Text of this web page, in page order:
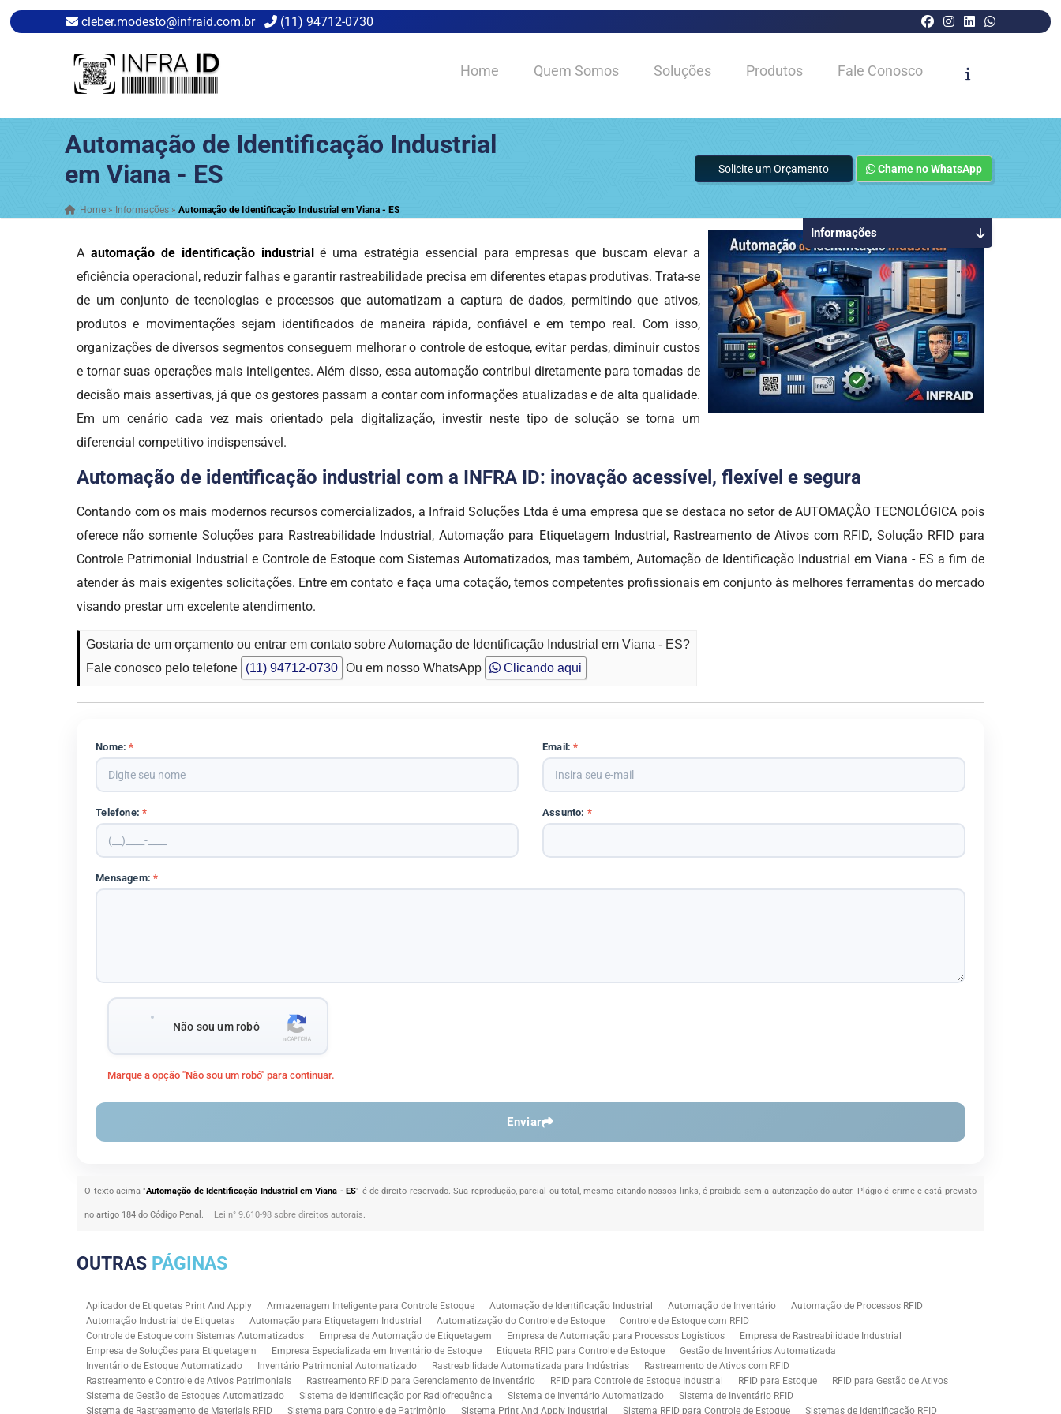
cleber.modesto@infraid.com.br (11) 94712-0730
Home Quem Somos Soluções Produtos Fale Conosco
Automação de Identificação Industrial
em Viana - ES
Home » Informações »Automação de Identificação Industrial em Viana - ES
Solicite um Orçamento Chame no WhatsApp
Aautomação de identificação industrialé uma estratégia essencial para empresas que buscam elevar a
eficiência operacional, reduzir falhas e garantir rastreabilidade precisa em diferentes etapas produtivas. Trata-se
de um conjunto de tecnologias e processos que automatizam a captura de dados, permitindo que ativos,
produtos e movimentações sejam identificados de maneira rápida, confiável e em tempo real. Com isso,
organizações de diversos segmentos conseguem melhorar o controle de estoque, evitar perdas, diminuir custos
e tornar suas operações mais inteligentes. Além disso, essa automação contribui diretamente para tomadas de
decisão mais assertivas, já que os gestores passam a contar com informações atualizadas e de alta qualidade.
Em um cenário cada vez mais orientado pela digitalização, investir neste tipo de solução se torna um
diferencial competitivo indispensável.
Automação de identificação industrial com a INFRA ID: inovação acessível, flexível e segura
Contando com os mais modernos recursos comercializados, a Infraid Soluções Ltda é uma empresa que se destaca no setor de AUTOMAÇÃO TECNOLÓGICA pois
oferece não somente Soluções para Rastreabilidade Industrial, Automação para Etiquetagem Industrial, Rastreamento de Ativos com RFID, Solução RFID para
Controle Patrimonial Industrial e Controle de Estoque com Sistemas Automatizados, mas também, Automação de Identificação Industrial em Viana - ES a fim de
atender às mais exigentes solicitações. Entre em contato e faça uma cotação, temos competentes profissionais em conjunto às melhores ferramentas do mercado
visando prestar um excelente atendimento.
Gostaria de um orçamento ou entrar em contato sobre Automação de Identificação Industrial em Viana - ES?
Fale conosco pelo telefone
(11) 94712-0730 Ou em nosso WhatsApp Clicando aqui
Nome:* Email:*
Telefone:* Assunto: *
Mensagem:*
Não sou um robô
Marque a opção "Não sou um robô" para continuar.
Enviar
O texto acima "Automação de Identificação Industrial em Viana - ES" é de direito reservado. Sua reprodução, parcial ou total, mesmo citando nossos links, é proibida sem a autorização do autor. Plágio é crime e está previsto
no artigo 184 do Código Penal. – Lei n° 9.610-98 sobre direitos autorais.
Informações
OUTRAS PÁGINAS
Aplicador de Etiquetas Print And Apply Armazenagem Inteligente para Controle Estoque Automação de Identificação Industrial Automação de Inventário
Automação de Processos RFID
Automação Industrial de Etiquetas
Automação para Etiquetagem Industrial Automatização do Controle de Estoque
Controle de Estoque com RFID
Controle de Estoque com Sistemas Automatizados
Empresa de Automação de Etiquetagem Empresa de Automação para Processos Logísticos
Empresa de Rastreabilidade Industrial
Empresa de Soluções para Etiquetagem
Empresa Especializada em Inventário de Estoque Etiqueta RFID para Controle de Estoque
Gestão de Inventários Automatizada
Inventário de Estoque Automatizado
Inventário Patrimonial Automatizado Rastreabilidade Automatizada para Indústrias
Rastreamento de Ativos com RFID
Rastreamento e Controle de Ativos Patrimoniais
Rastreamento RFID para Gerenciamento de Inventário RFID para Controle de Estoque Industrial RFID para Estoque
RFID para Gestão de Ativos
Sistema de Gestão de Estoques Automatizado
Sistema de Identificação por Radiofrequência Sistema de Inventário Automatizado
Sistema de Inventário RFID
Sistema de Rastreamento de Materiais RFID
Sistema para Controle de Patrimônio Sistema Print And Apply Industrial Sistema RFID para Controle de Estoque Sistemas de Identificação RFID